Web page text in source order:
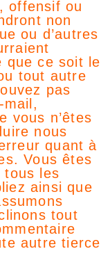
offensif ou
non
ou d’autres
que ce soit le
tout autre
pas
vous n’êtes
nous
quant à
Vous êtes
tous les
ainsi que
tout
autre tierce